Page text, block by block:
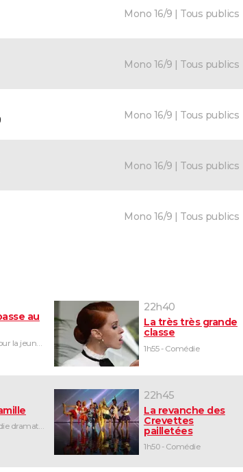
Mono 16/9 | Tous publics
Mono 16/9 | Tous publics
Mono 16/9 | Tous publics
Mono 16/9 | Tous publics
Mono 16/9 | Tous publics
au
1h30 - Film pour la jeunesse
22h40
La très très grande
classe
1h55 - Comédie
1h35 - Comédie dramatique
22h45
La revanche des
Crevettes
pailletées
1h50 - Comédie